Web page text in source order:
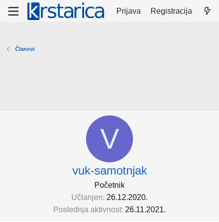
Prijava Registracija
Članovi
V
vuk-samotnjak
Početnik
Učlanjen 26.12.2020.
Poslednja aktivnost 26.11.2021.